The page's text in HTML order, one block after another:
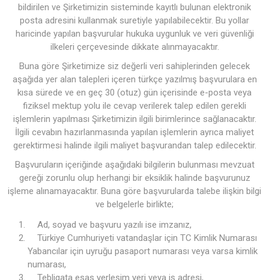
bildirilen ve Şirketimizin sisteminde kayıtlı bulunan elektronik
posta adresini kullanmak suretiyle yapılabilecektir. Bu yollar
haricinde yapılan başvurular hukuka uygunluk ve veri güvenliği
ilkeleri çerçevesinde dikkate alınmayacaktır.
Buna göre Şirketimize siz değerli veri sahiplerinden gelecek
aşağıda yer alan talepleri içeren türkçe yazılmış başvurulara en
kısa sürede ve en geç 30 (otuz) gün içerisinde e-posta veya
fiziksel mektup yolu ile cevap verilerek talep edilen gerekli
işlemlerin yapılması Şirketimizin ilgili birimlerince sağlanacaktır.
İlgili cevabın hazırlanmasında yapılan işlemlerin ayrıca maliyet
gerektirmesi halinde ilgili maliyet başvurandan talep edilecektir.
Başvuruların içeriğinde aşağıdaki bilgilerin bulunması mevzuat
gereği zorunlu olup herhangi bir eksiklik halinde başvurunuz
işleme alınamayacaktır. Buna göre başvurularda talebe ilişkin bilgi
ve belgelerle birlikte;
Ad, soyad ve başvuru yazılı ise imzanız,
Türkiye Cumhuriyeti vatandaşlar için TC Kimlik Numarası
Yabancılar için uyruğu pasaport numarası veya varsa kimlik
numarası,
Tebligata esas yerleşim yeri veya iş adresi,